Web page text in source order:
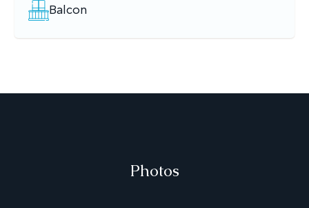
Balcon
Photos